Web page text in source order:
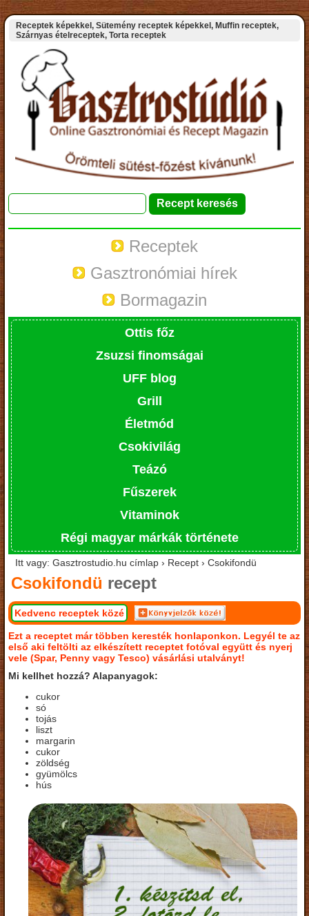
Receptek képekkel, Sütemény receptek képekkel, Muffin receptek,
Szárnyas ételreceptek, Torta receptek
Receptek
Gasztronómiai hírek
Bormagazin
Ottis főz
Zsuzsi finomságai
UFF blog
Grill
Életmód
Csokivilág
Teázó
Fűszerek
Vitaminok
Régi magyar márkák története
Itt vagy: Gasztrostudio.hu címlap › Recept › Csokifondü
Csokifondü recept
Kedvenc receptek közé
Ezt a receptet már többen keresték honlaponkon. Legyél te az
első aki feltölti az elkészített receptet fotóval együtt és nyerj
vele (Spar, Penny vagy Tesco) vásárlási utalványt!
Mi kellhet hozzá? Alapanyagok:
cukor
só
tojás
liszt
margarin
cukor
zöldség
gyümölcs
hús